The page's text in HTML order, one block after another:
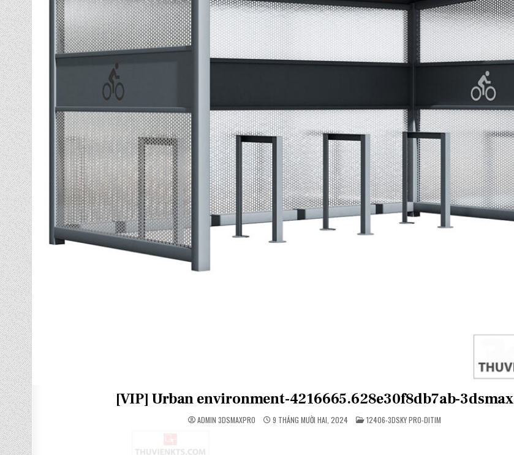
[VIP] Urban environment-4216665.628e30f8db7ab-3dsmax
ADMIN 3DSMAXPRO 9 THÁNG MƯỜI HAI, 2024 POSTED
IN
12406-3DSKY PRO-DITIM